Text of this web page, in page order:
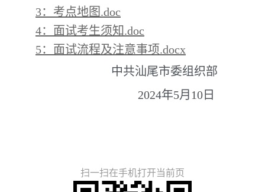
3：考点地图.doc
4：面试考生须知.doc
5：面试流程及注意事项.docx
中共汕尾市委组织部
2024年5月10日
扫一扫在手机打开当前页